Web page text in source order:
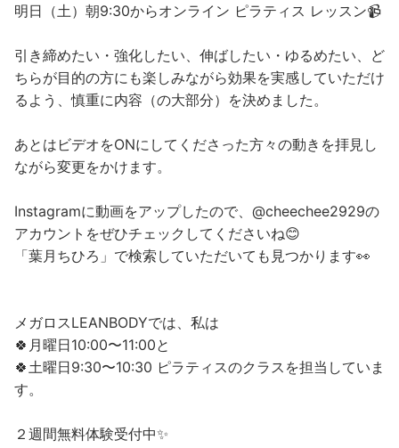
明日（土）朝9:30からオンライン ピラティス レッスン📹
引き締めたい・強化したい、伸ばしたい・ゆるめたい、ど
ちらが目的の方にも楽しみながら効果を実感していただけ
るよう、慎重に内容（の大部分）を決めました。
あとはビデオをONにしてくださった方々の動きを拝見し
ながら変更をかけます。
Instagramに動画をアップしたので、@cheechee2929の
アカウントをぜひチェックしてくださいね😊
「葉月ちひろ」で検索していただいても見つかります👀
メガロスLEANBODYでは、私は
🍀月曜日10:00〜11:00と
🍀土曜日9:30〜10:30 ピラティスのクラスを担当していま
す。
２週間無料体験受付中✨